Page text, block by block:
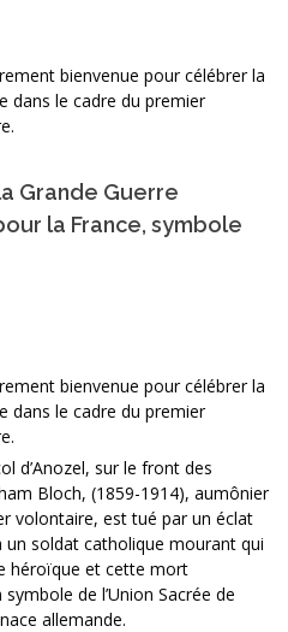
bienvenue pour célébrer la
dans le cadre du premier
Grande Guerre
la France, symbole
bienvenue pour célébrer la
dans le cadre du premier
d’Anozel, sur le front des
Bloch, (1859-1914), aumônier
volontaire, est tué par un éclat
un soldat catholique mourant qui
héroïque et cette mort
de l’Union Sacrée de
allemande.